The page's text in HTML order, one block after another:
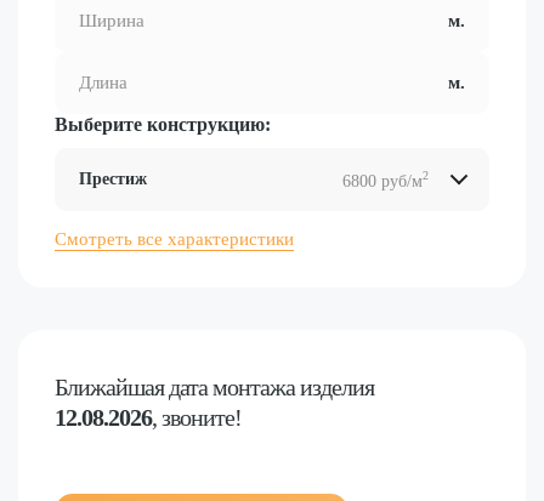
Ближайшая датамонтажа изделия
12.08.2026, звоните!
Выберите конструкцию:
Престиж 6800 руб/м2
Смотреть все характеристики